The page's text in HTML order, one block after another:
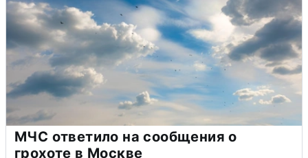
МЧС ответило на сообщения о
грохоте в Москве